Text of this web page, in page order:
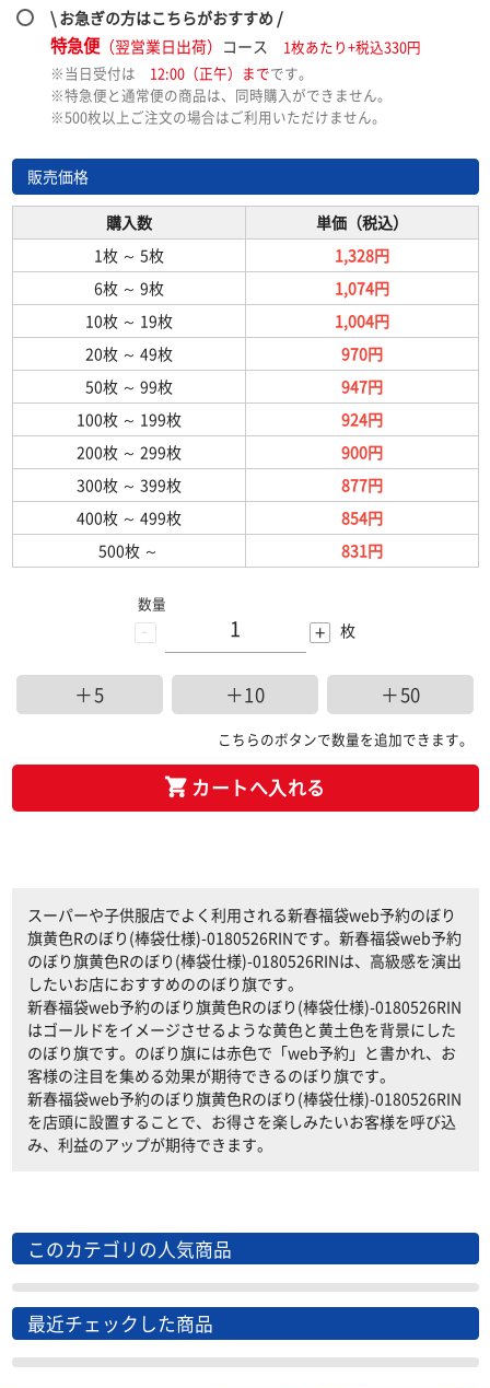
\ お急ぎの方はこちらがおすすめ /
特急便（翌営業日出荷） コース
1枚あたり+税込330円
※当日受付は 12:00（正午）までです。
※特急便と通常便の商品は、同時購入ができません。
※500枚以上ご注文の場合はご利用いただけません。
販売価格
購入数
単価（税込）
1枚 ～ 5枚
1,328円
6枚 ～ 9枚
1,074円
10枚 ～ 19枚
1,004円
20枚 ～ 49枚
970円
50枚 ～ 99枚
947円
100枚 ～ 199枚
924円
200枚 ～ 299枚
900円
300枚 ～ 399枚
877円
400枚 ～ 499枚
854円
500枚 ～ 831円
-
数量
+ 枚
＋5 ＋10 ＋50
こちらのボタンで数量を追加できます。
カートへ入れる
スーパーや子供服店でよく利用される新春福袋web予約のぼり
旗黄色Rのぼり(棒袋仕様)-0180526RINです。新春福袋web予約
のぼり旗黄色Rのぼり(棒袋仕様)-0180526RINは、高級感を演出
したいお店におすすめののぼり旗です。
新春福袋web予約のぼり旗黄色Rのぼり(棒袋仕様)-0180526RIN
はゴールドをイメージさせるような黄色と黄土色を背景にした
のぼり旗です。のぼり旗には赤色で「web予約」と書かれ、お
客様の注目を集める効果が期待できるのぼり旗です。
新春福袋web予約のぼり旗黄色Rのぼり(棒袋仕様)-0180526RIN
を店頭に設置することで、お得さを楽しみたいお客様を呼び込
み、利益のアップが期待できます。
このカテゴリの人気商品
最近チェックした商品